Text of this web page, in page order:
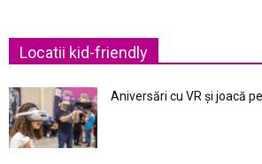
Locatii kid-friendly
Aniversări cu VR și joacă